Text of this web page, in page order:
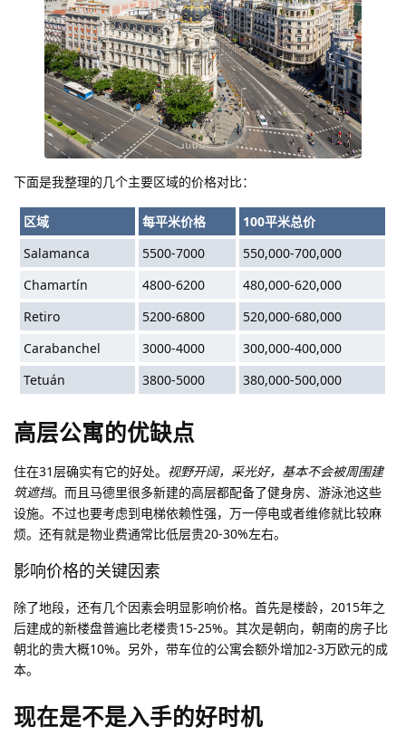
下面是我整理的几个主要区域的价格对比：
区域 每平米价格
100平米总价
Salamanca
5500-7000
550,000-700,000
Chamartín
4800-6200
480,000-620,000
Retiro
5200-6800
520,000-680,000
Carabanchel
3000-4000
300,000-400,000
Tetuán
3800-5000 380,000-500,000
高层公寓的优缺点
住在31层确实有它的好处。 视野开阔，采光好，基本不会被周围建
筑遮挡。而且马德里很多新建的高层都配备了健身房、游泳池这些
设施。不过也要考虑到电梯依赖性强，万一停电或者维修就比较麻
烦。还有就是物业费通常比低层贵20-30%左右。
影响价格的关键因素
除了地段，还有几个因素会明显影响价格。首先是楼龄，2015年之
后建成的新楼盘普遍比老楼贵15-25%。其次是朝向，朝南的房子比
朝北的贵大概10%。另外，带车位的公寓会额外增加2-3万欧元的成
本。
现在是不是入手的好时机